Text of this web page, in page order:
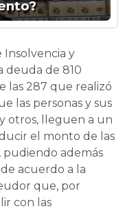
y
deuda de 810
las 287 que realizó
las personas y sus
otros, lleguen a un
el monto de las
además
acuerdo a la
que, por
con las